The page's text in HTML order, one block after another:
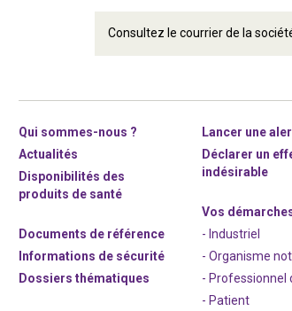
Consultez le courrier de la
Qui sommes-nous ?
Actualités
Disponibilités des
produits de santé
Documents de référence
Informations de sécurité
Dossiers thématiques
Lancer une
Déclarer un
indésirable
Vos
- Industriel
- Organisme
- Professionnel
- Patient